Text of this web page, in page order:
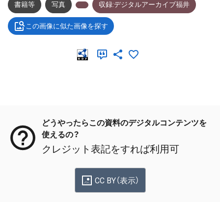
書籍等 写真 収録:デジタルアーカイブ福井
この画像に似た画像を探す
どうやったらこの資料のデジタルコンテンツを
使えるの？
クレジット表記をすれば利用可
CC BY（表示）